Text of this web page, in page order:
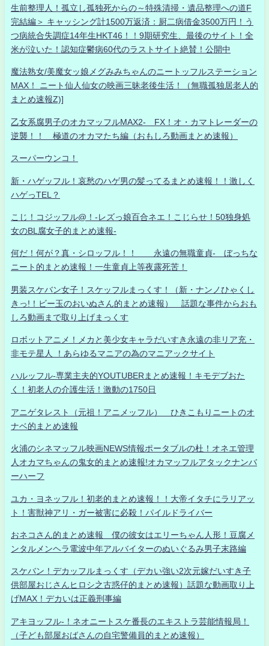
生前整理人！孤立し孤独死からの～特殊清掃・遺品整理への道F
完結編＞ キャッシング計1500万返済：厨二病借金3500万円！う
つ病統合失調症14年生HKT46！！9期研究生、最後のサイト！全
米が泣いた！認知症鬱病60代のラストサイト絶賛！公開中
魔法熟女/美魔女ッ娘メグみみちゃんのニートッフルステーション
MAX！ ニート仙人仙女の映画三昧老後生活！（無職孤独居老人的
まとめ速報Z)]
乙女系腐男子のオカマッフルMAX2- FX！オ・カマトレーダーの
逆襲！！ 極道のオカマたち編（おもしろ動画まとめ速報）
スーパーウンコ！
新・ハゲッフル！哀愁のハゲ男の髪ってるまとめ速報！！激しく
ハゲっTEL？
こじ！コジッフル@！-レズっ娘百合ネエ！こじらせ！50独身処
女のBL腐女子的まとめ速報-
何だ！何が？真・シロッフル！！ 永遠の無職童貞- ぼっちな
ニート的まとめ速報！一生童貞上等夜露死苦！
男装スケバン女子！スケッフルまっくす！（新・ナンノひゃくし
きっ!！ビー玉のおいぬさん的まとめ速報） 話題な事件からおも
しろ動画まで取り上げまっくす
ロボットアニメ！メカと美少女キャラだいすき永遠の非リア充・
非モテ星人 ！あらゆるマニアの為のマニアックサイト
ハルッフル-専業主夫的YOUTUBERまとめ速報！キモデブおた
く！初老人の介護生活！激動の1750日
アニゲタレスト（元祖！アニメッフル） ひきこもりニートのオ
ナベ的まとめ速報
火浦のシネマッフル映画NEWS情報ポータブルの杜！オネエ管理
人オカマちゃんの鬼女的まとめ速報!オカマッフルアタックナンバ
ーハーフ
ユカ・ヨネッフル！初老的まとめ速報！！大帝イタチにラリアッ
ト！害獣神アリ・ガー被害に必殺！パイルドライバー
おネコさん的まとめ速報 僕の彼女はエリーちゃん人形！豆腐メ
ンタルメンヘラ電波中年アルバイターのぬいぐるみ男子末路編
スケバン！デカッフルまっくす（デカい強い2次元嫁だいすき子
供部屋おじさんヒロシ之古惑仔的まとめ速報）話題な動画取り上
げMAX！デカいは正義刑事編
アキヨッフル-！ネオニートスケ番長のエキストラ芸能情報局！
（子ども部屋おばさんの自宅警備員的まとめ速報）